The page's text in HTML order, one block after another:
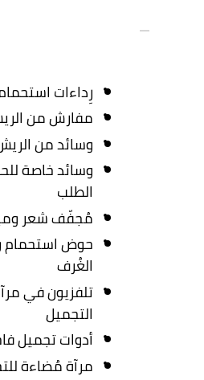
رِداءات
مفارش من
وسائد من
وسائد خاصة
الطلب
مُجفّف شعر
حوض
الغُرف
تلفزيون في
التجميل
أدوات تجميل
مرآة مُضاءة